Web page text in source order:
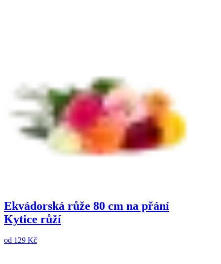
Ekvádorská růže 80 cm na přání
Kytice růží
od 129 Kč